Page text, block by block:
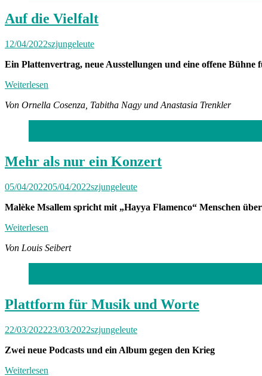
Auf die Vielfalt
12/04/2022szjungeleute
Ein Plattenvertrag, neue Ausstellungen und eine offene
Weiterlesen
Von Ornella Cosenza, Tabitha Nagy und Anastasia Trenkler
Mehr als nur ein Konzert
05/04/202205/04/2022szjungeleute
Malèke Msallem spricht mit „Hayya Flamenco“ Menschen
Weiterlesen
Von Louis Seibert
Plattform für Musik und Worte
22/03/202223/03/2022szjungeleute
Zwei neue Podcasts und ein Album gegen den Krieg
Weiterlesen